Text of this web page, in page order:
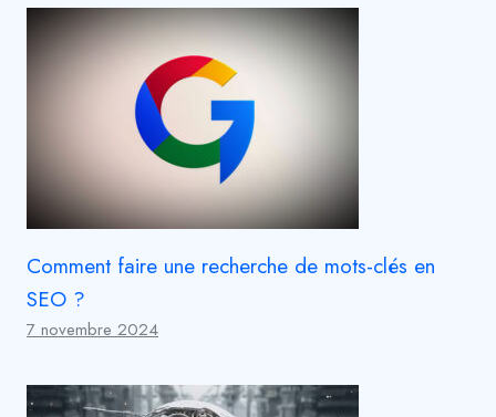
Comment faire une recherche de mots-clés en
SEO ?
7 novembre 2024